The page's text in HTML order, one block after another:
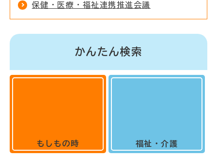
保健・医療・福祉連携推進会議
かんたん検索
もしもの時 福祉・介護